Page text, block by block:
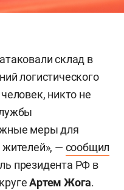
склад в
логистического
никто не
меры для
жителей», — сообщил
президента РФ в
Артем Жога.